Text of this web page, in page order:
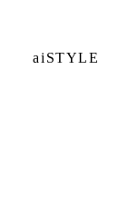
aiSTYLE